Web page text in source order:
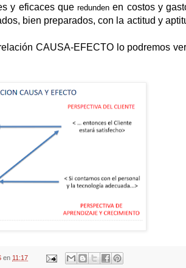
y eficaces que redunden en costos y
bien preparados, con la actitud y
CAUSA-EFECTO lo podremos
en 11:17